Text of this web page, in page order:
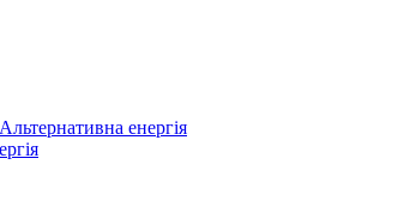
Альтернативна енергія